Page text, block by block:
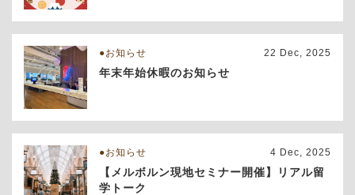
お知らせ 22 Dec, 2025
年末年始休暇のお知らせ
お知らせ 4 Dec, 2025
【メルボルン現地セミナー開催】リアル留
学トーク